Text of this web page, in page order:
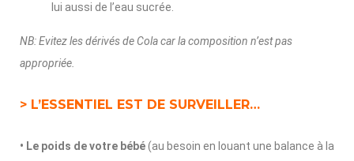
lui aussi de l’eau sucrée.
NB: Evitez les dérivés de Cola car la composition n’est pas
appropriée.
> L’ESSENTIEL EST DE SURVEILLER…
• Le poids de votre bébé(au besoin en louant une balance à la